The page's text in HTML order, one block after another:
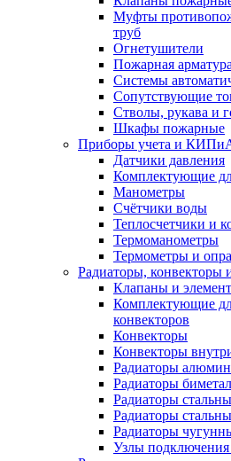
Муфты
труб
Огнетушители
Пожарная арматура
Системы
Сопутствующие
Стволы, рукава и
Шкафы пожарные
Приборы учета и
Датчики давления
Комплектующие
Манометры
Счётчики воды
Теплосчетчики и
Термоманометры
Термометры и
Радиаторы, конвекторы
Клапаны и
Комплектующие
конвекторов
Конвекторы
Конвекторы
Радиаторы
Радиаторы
Радиаторы
Радиаторы
Радиаторы
Узлы подключения